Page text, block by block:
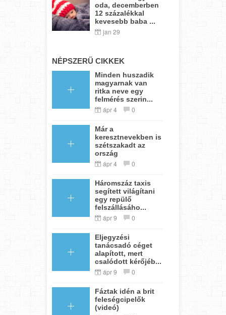
oda, decemberben
12 százalékkal
kevesebb baba ...
jan 29
NÉPSZERŰ CIKKEK
Minden huszadik
magyarnak van
ritka neve egy
felmérés szerin...
ápr 4 0
Már a
keresztnevekben is
szétszakadt az
ország
ápr 4 0
Háromszáz taxis
segített világítani
egy repülő
felszállásáho...
ápr 9 0
Eljegyzési
tanácsadó céget
alapított, mert
csalódott kérőjéb...
ápr 9 0
Fáztak idén a brit
feleségcipelők
(videó)